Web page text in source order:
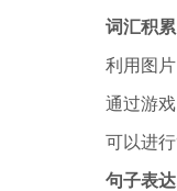
词汇积累
利用图
通过游
可以进
句子表达